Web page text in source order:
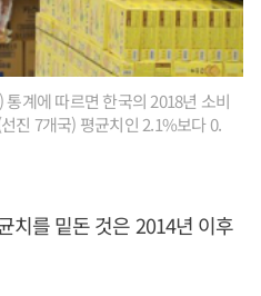
계에 따르면 한국의 2018년 소비
진 7개국) 평균치인 2.1%보다 0.
치를 밑돈 것은 2014년 이후